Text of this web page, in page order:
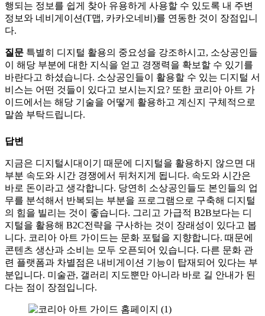
행되는 정보를 쉽게 찾아 유용하게 사용할 수 있도록 내 주변
정보와 네비게이션(T맵, 카카오네비)를 연동한 것이 장점입니
다.
질문 특별히 디지털 활용의 중요성을 강조하시고, 소상공인들
이 해당 부분에 대한 지식을 얻고 경쟁력을 확보할 수 있기를
바란다고 하셨습니다. 소상공인들이 활용할 수 있는 디지털 서
비스는 어떤 것들이 있다고 보시는지요? 또한 코리아 아트 가
이드에서는 해당 기술을 어떻게 활용하고 계신지 구체적으로
말씀 부탁드립니다.
답변
지금은 디지털시대이기 때문에 디지털을 활용하지 않으면 대
부분 속도와 시간 경쟁에서 뒤처지게 됩니다. 속도와 시간은
바로 돈이라고 생각합니다. 당연히 소상공인들도 본인들의 업
무를 분석해서 반복되는 부분을 프로그램으로 구축해 디지털
의 힘을 빌리는 것이 좋습니다. 그리고 가급적 B2B보다는 디
지털을 활용해 B2C전략을 구사하는 것이 장래성이 있다고 봅
니다. 코리아 아트 가이드는 문화 포털을 지향합니다. 때문에
콘텐츠 생산과 소비는 모두 오픈되어 있습니다. 다른 문화 관
련 플랫폼과 차별점은 내비게이션 기능이 탑재되어 있다는 부
분입니다. 미술관, 갤러리 지도뿐만 아니라 바로 길 안내가 된
다는 점이 장점입니다.